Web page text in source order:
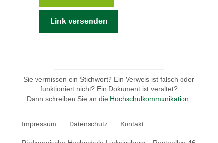
Link versenden
Sie vermissen ein Stichwort? Ein Verweis ist falsch oder
funktioniert nicht? Ein Dokument ist veraltet?
Dann schreiben Sie an die Hochschulkommunikation
Impressum Datenschutz Kontakt